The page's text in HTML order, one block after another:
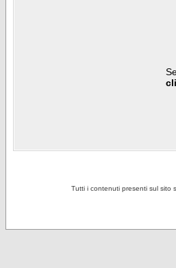
Tutti i contenuti presenti sul sito